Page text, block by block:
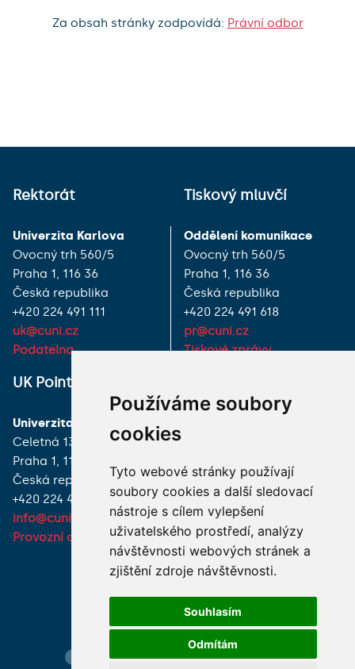
Používáme soubory
cookies
Tyto webové stránky používají
soubory cookies a další sledovací
nástroje s cílem vylepšení
uživatelského prostředí, analýzy
návštěvnosti webových stránek a
zjištění zdroje návštěvnosti.
Souhlasím
Odmítám
Za obsah stránky zodpovídá: Právní odbor
Rektorát
Univerzita Karlova
Ovocný trh 560/5
Praha 1, 116 36
Česká republika
+420 224 491 111
uk@cuni.cz
Podatelna
Tiskový mluvčí
Oddělení komunikace
Ovocný trh 560/5
Praha 1, 116 36
Česká republika
+420 224 491 618
pr@cuni.cz
Tiskové zprávy
UK Point
Univerzita Karlova
Celetná 13
Praha 1, 116 36
Česká republika
+420 224 491 850
info@cuni.cz
Provozní doba a kontakty
JAK K NÁM?
Hledání osob Nastavení cookie Mapa webu